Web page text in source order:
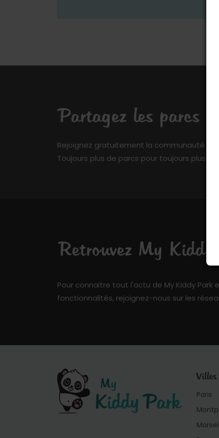
Partagez les parcs
Rejoignez gratuitement la communauté de
Toujours plus de parcs pour toujours plus
Retrouvez My
Pour connaitre tout l'actu de My Kiddy Park
fonctionnalités, rejoignez-nous sur les
Villes
Paris